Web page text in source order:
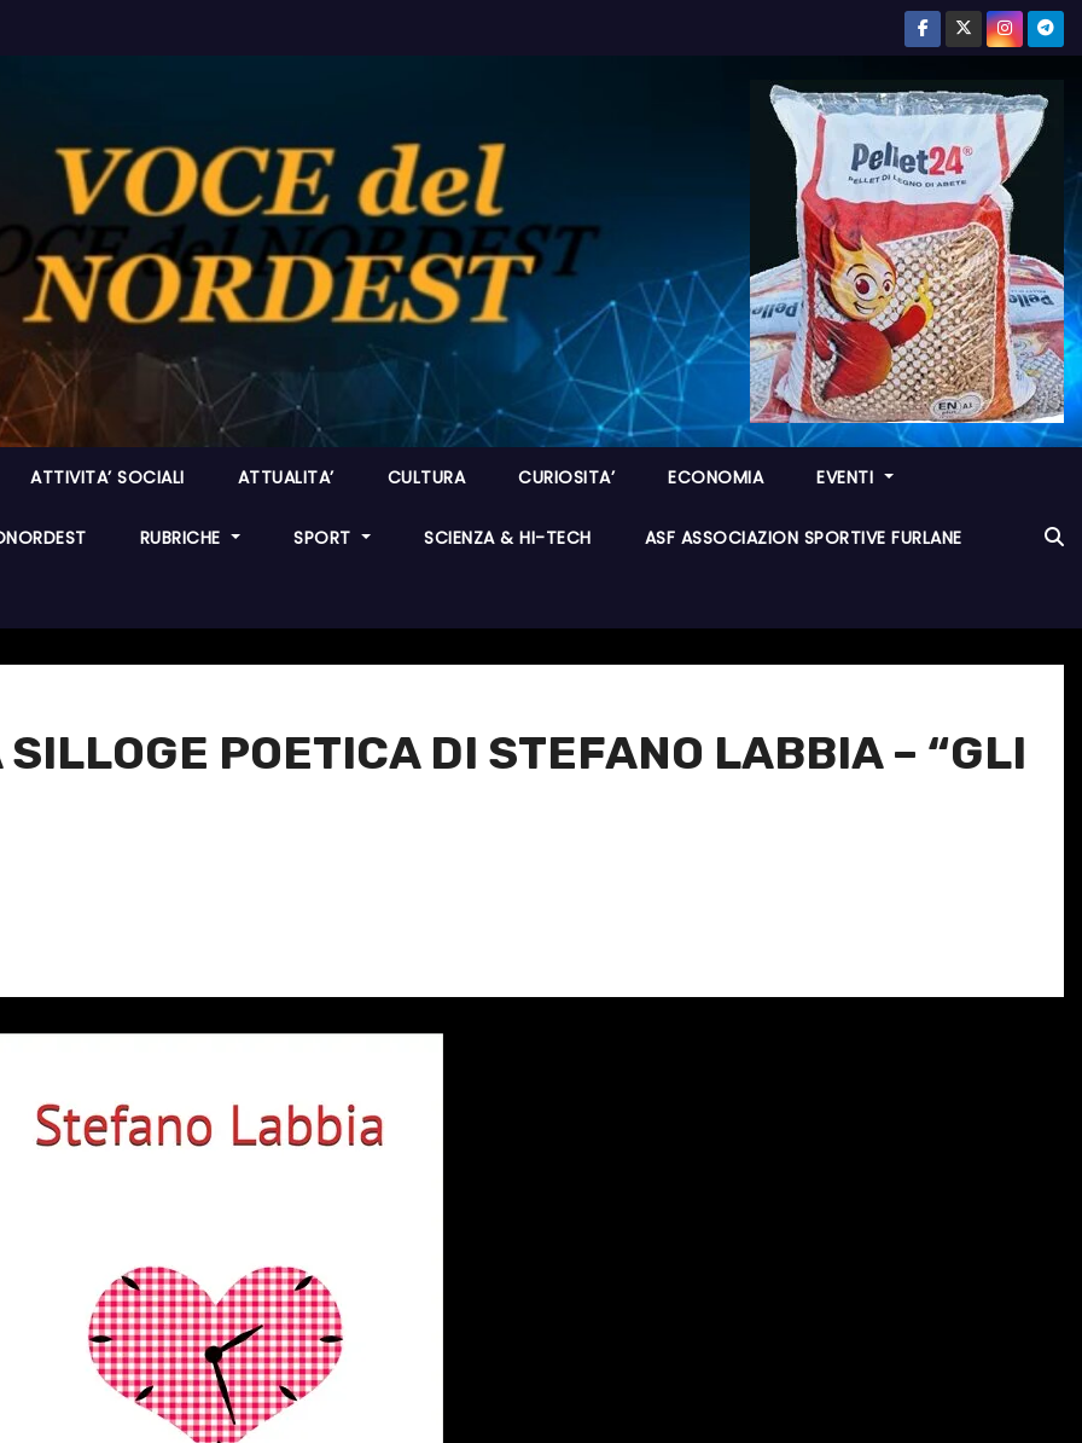
ATTIVITA’ SOCIALI ATTUALITA’ CULTURA CURIOSITA’ ECONOMIA EVENTI
RUBRICHE SPORT SCIENZA & HI-TECH ASF ASSOCIAZION SPORTIVE FURLANE
POETICA DI STEFANO LABBIA – “GLI